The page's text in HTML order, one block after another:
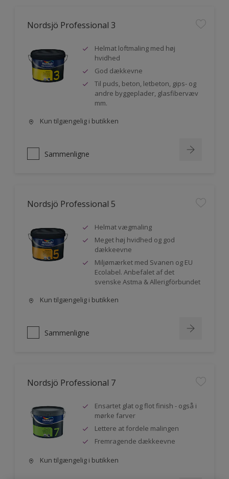
Nordsjö Professional 3
Helmat loftmaling med høj
hvidhed
God dækkevne
Til puds, beton, letbeton, gips- og
andre byggeplader, glasfibervæv
mm.
Kun tilgængelig i butikken
Sammenligne
Nordsjö Professional 5
Helmat vægmaling
Meget høj hvidhed og god
dækkeevne
Miljømærket med Svanen og EU
Ecolabel. Anbefalet af det
svenske Astma & Allerigförbundet
Kun tilgængelig i butikken
Sammenligne
Nordsjö Professional 7
Ensartet glat og flot finish - også i
mørke farver
Lettere at fordele malingen
Fremragende dækkeevne
Kun tilgængelig i butikken